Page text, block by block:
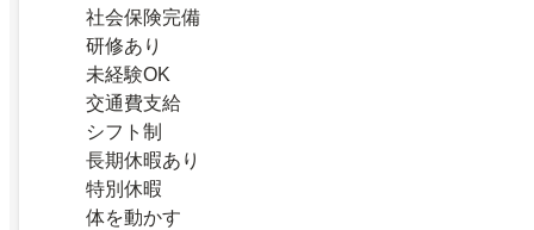
社会保険完備
研修あり
未経験OK
交通費支給
シフト制
長期休暇あり
特別休暇
体を動かす